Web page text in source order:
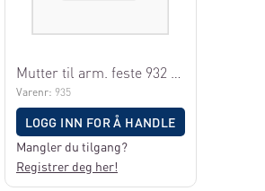
Varenr: 935
LOGG INN FOR Å HANDLE
Mangler du tilgang?
Registrer deg her!